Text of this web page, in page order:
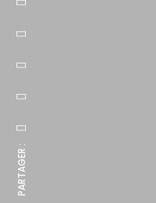
PARTAGER :